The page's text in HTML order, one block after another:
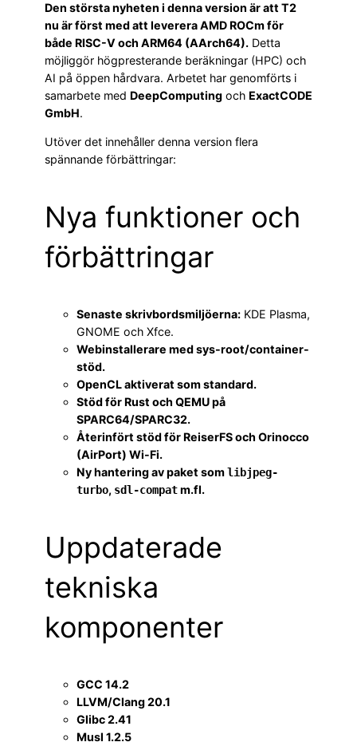
Den största nyheten i denna version är att T2
nu är först med att leverera AMD ROCm för
både RISC-V och ARM64 (AArch64). Detta
möjliggör högpresterande beräkningar (HPC) och
AI på öppen hårdvara. Arbetet har genomförts i
samarbete med DeepComputing och ExactCODE
GmbH.
Utöver det innehåller denna version flera
spännande förbättringar:
Nya funktioner och
förbättringar
Senaste skrivbordsmiljöerna: KDE Plasma,
GNOME och Xfce.
Webinstallerare med sys-root/container-
stöd.
OpenCL aktiverat som standard.
Stöd för Rust och QEMU på
SPARC64/SPARC32.
Återinfört stöd för ReiserFS och Orinocco
(AirPort) Wi-Fi.
Ny hantering av paket somlibjpeg-
turbo, sdl-compatm.fl.
Uppdaterade
tekniska
komponenter
GCC 14.2
LLVM/Clang 20.1
Glibc 2.41
Musl 1.2.5